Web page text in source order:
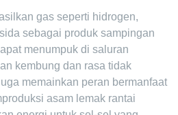
gas seperti hidrogen,
sebagai produk sampingan
menumpuk di saluran
kembung dan rasa tidak
memainkan peran bermanfaat
asam lemak rantai